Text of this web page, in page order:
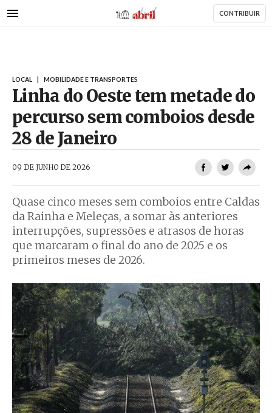
para
AbrilAbril CONTRIBUIR
LOCAL MOBILIDADE E TRANSPORTES
Linha do Oeste tem metade do
percurso sem comboios desde
28 de Janeiro
09 DE JUNHO DE 2026
Quase cinco meses sem comboios entre Caldas
da Rainha e Meleças, a somar às anteriores
interrupções, supressões e atrasos de horas
que marcaram o final do ano de 2025 e os
primeiros meses de 2026.